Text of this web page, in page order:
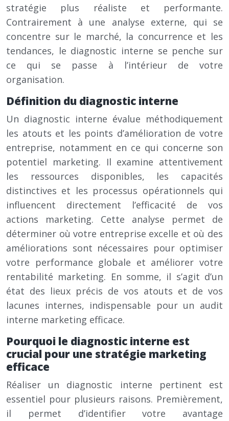
stratégie plus réaliste et performante.
Contrairement à une analyse externe, qui se
concentre sur le marché, la concurrence et les
tendances, le diagnostic interne se penche sur
ce qui se passe à l’intérieur de votre
organisation.
Définition du diagnostic interne
Un diagnostic interne évalue méthodiquement
les atouts et les points d’amélioration de votre
entreprise, notamment en ce qui concerne son
potentiel marketing. Il examine attentivement
les ressources disponibles, les capacités
distinctives et les processus opérationnels qui
influencent directement l’efficacité de vos
actions marketing. Cette analyse permet de
déterminer où votre entreprise excelle et où des
améliorations sont nécessaires pour optimiser
votre performance globale et améliorer votre
rentabilité marketing. En somme, il s’agit d’un
état des lieux précis de vos atouts et de vos
lacunes internes, indispensable pour un audit
interne marketing efficace.
Pourquoi le diagnostic interne est
crucial pour une stratégie marketing
efficace
Réaliser un diagnostic interne pertinent est
essentiel pour plusieurs raisons. Premièrement,
il permet d’identifier votre avantage